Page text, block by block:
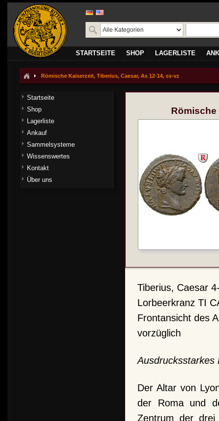
STARTSEITE SHOP LAGERLISTE
Römische Kaiserzeit, Tiberius, Caesar, As 12-14, ss-vz
Römische
Tiberius, Caesar
Lorbeerkranz TI
Frontansicht des
vorzüglich
Ausdrucksstarkes
Der Altar von
der Roma und
Zentrum der drei
Startseite
Shop
Lagerliste
Ankauf
Sammelsysteme
Wissenswertes
Kontakt
Über uns